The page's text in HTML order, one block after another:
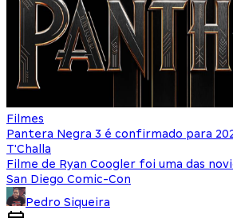
Filmes
Pantera Negra 3 é confirmado para
T'Challa
Filme de Ryan Coogler foi uma das
San Diego Comic-Con
Pedro Siqueira